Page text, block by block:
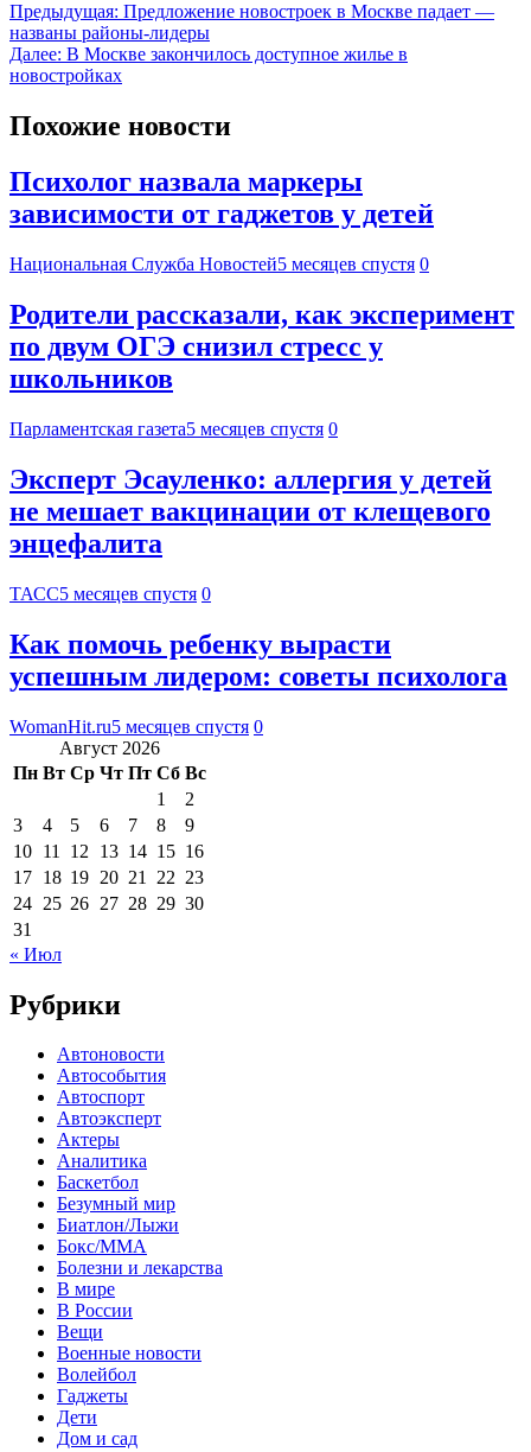
Предыдущая: Предложение новостроек в Москве падает —
названы районы-лидеры
Далее: В Москве закончилось доступное жилье в
новостройках
Похожие новости
Психолог назвала маркеры
зависимости от гаджетов у детей
Национальная Служба Новостей5 месяцев спустя 0
Родители рассказали, как эксперимент
по двум ОГЭ снизил стресс у
школьников
Парламентская газета5 месяцев спустя 0
Эксперт Эсауленко: аллергия у детей
не мешает вакцинации от клещевого
энцефалита
ТАСС5 месяцев спустя 0
Как помочь ребенку вырасти
успешным лидером: советы психолога
WomanHit.ru5 месяцев спустя 0
Август 2026
Пн Вт Ср Чт Пт Сб Вс
1
2
3
4 5 6 7 8
9
10 11 12 13 14 15 16
17 18 19 20 21 22 23
24 25 26 27 28 29 30
31
« Июл
Рубрики
Автоновости
Автособытия
Автоспорт
Автоэксперт
Актеры
Аналитика
Баскетбол
Безумный мир
Биатлон/Лыжи
Бокс/MMA
Болезни и лекарства
В мире
В России
Вещи
Военные новости
Волейбол
Гаджеты
Дети
Дом и сад